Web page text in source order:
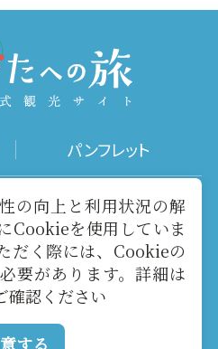
パンフレット
動画ギャラリー
当サイトについて
お問い合わせ
の向上と利用状況の解
Cookieを使用していま
だく際には、Cookieの
要があります。詳細は
確認ください
する